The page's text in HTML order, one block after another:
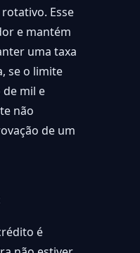
Esse
e mantém
uma taxa
se o limite
de mil e
não
de um
é